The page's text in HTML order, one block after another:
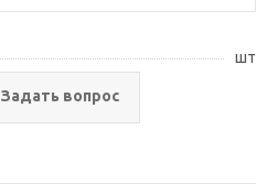
шт
Задать вопрос